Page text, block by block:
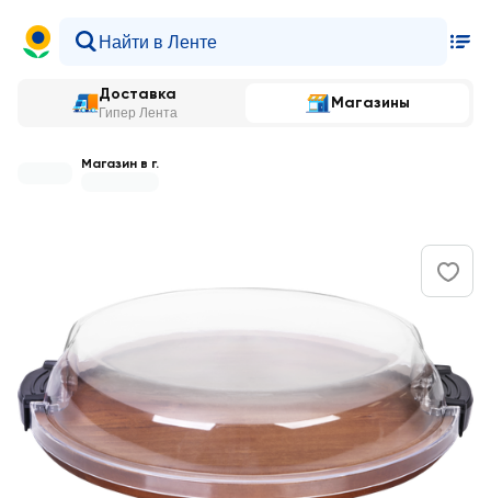
Доставка
Гипер Лента
Магазины
Магазин в г.